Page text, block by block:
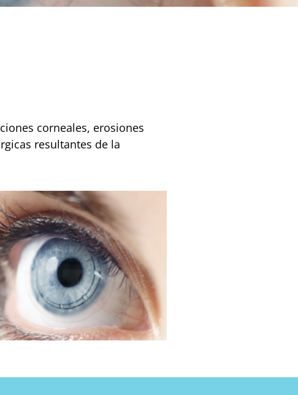
corneales, erosiones
resultantes de la